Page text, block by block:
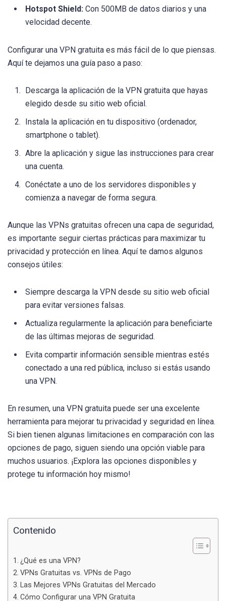
Hotspot Shield: Con 500MB de datos diarios y una
velocidad decente.
Configurar una VPN gratuita es más fácil de lo que piensas.
Aquí te dejamos una guía paso a paso:
Descarga la aplicación de la VPN gratuita que hayas
elegido desde su sitio web oficial.
Instala la aplicación en tu dispositivo (ordenador,
smartphone o tablet).
Abre la aplicación y sigue las instrucciones para crear
una cuenta.
Conéctate a uno de los servidores disponibles y
comienza a navegar de forma segura.
Aunque las VPNs gratuitas ofrecen una capa de seguridad,
es importante seguir ciertas prácticas para maximizar tu
privacidad y protección en línea. Aquí te damos algunos
consejos útiles:
Siempre descarga la VPN desde su sitio web oficial
para evitar versiones falsas.
Actualiza regularmente la aplicación para beneficiarte
de las últimas mejoras de seguridad.
Evita compartir información sensible mientras estés
conectado a una red pública, incluso si estás usando
una VPN.
En resumen, una VPN gratuita puede ser una excelente
herramienta para mejorar tu privacidad y seguridad en línea.
Si bien tienen algunas limitaciones en comparación con las
opciones de pago, siguen siendo una opción viable para
muchos usuarios. ¡Explora las opciones disponibles y
protege tu información hoy mismo!
Contenido
¿Qué es una VPN?
VPNs Gratuitas vs. VPNs de Pago
Las Mejores VPNs Gratuitas del Mercado
Cómo Configurar una VPN Gratuita